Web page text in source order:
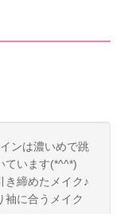
ンは濃いめで跳
ています(*^^*)
き締めたメイク♪
袖に合うメイク